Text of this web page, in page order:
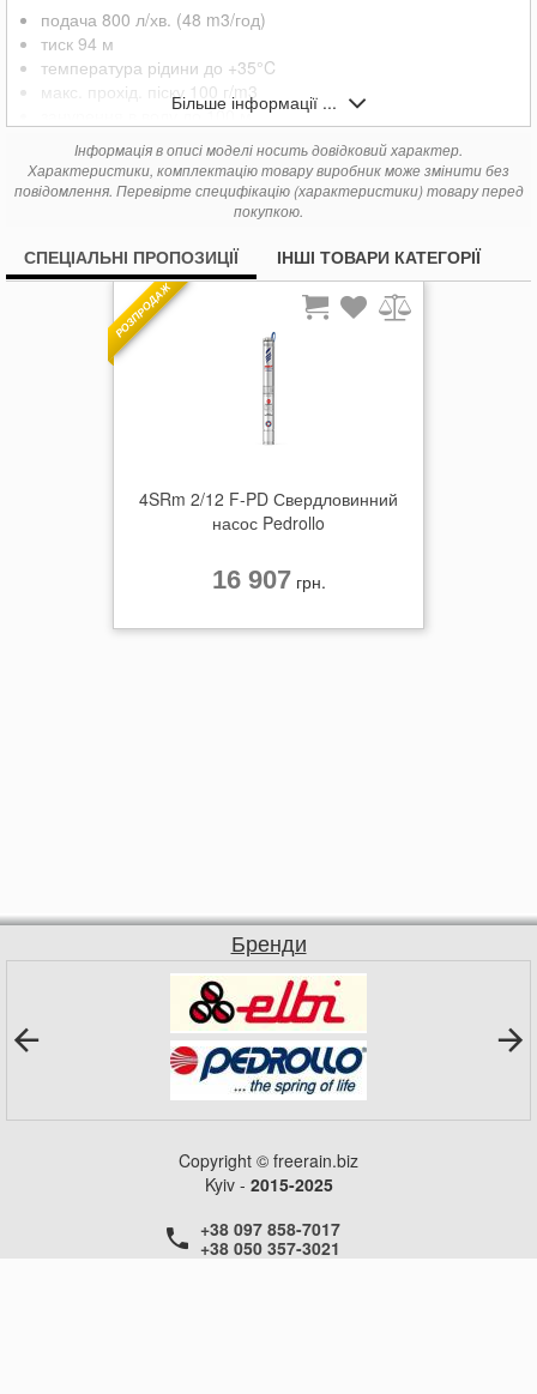
подача 800 л/хв. (48 m3/год)
тиск 94 м
температура рідини до +35°C
макс. прохід. піску 100 г/m3
занурення в воду до 100 м
Більше інформації ...
Інформація в описі моделі носить довідковий характер.
Характеристики, комплектацію товару виробник може змінити без
повідомлення. Перевірте специфікацію (характеристики) товару перед
покупкою.
СПЕЦІАЛЬНІ ПРОПОЗИЦІЇ ІНШІ ТОВАРИ КАТЕГОРІЇ
РОЗПРОДАЖ
4SRm 2/12 F-PD Свердловинний
насос Pedrollo
16 907 грн.
Бренди
Copyright © freerain.biz
Kyiv - 2015-2025
+38 097 858-7017
+38 050 357-3021